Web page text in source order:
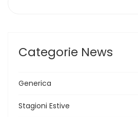
Categorie News
Generica
Stagioni Estive